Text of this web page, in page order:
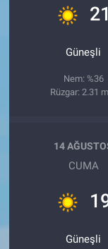
21
Güneşli
Nem: %36
Rüzgar: 2.31
14
CUMA
Güneşli